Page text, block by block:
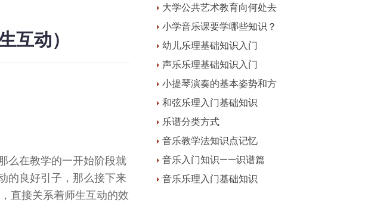
互动）
么在教学的一开始阶段就
的良好引子，那么接下来
直接关系着师生互动的效
大学公共艺术教育向何处去
小学音乐课要学哪些知识？
幼儿乐理基础知识入门
声乐乐理基础知识入门
小提琴演奏的基本姿势和方
和弦乐理入门基础知识
乐谱分类方式
音乐教学法知识点记忆
音乐入门知识——识谱篇
音乐乐理入门基础知识